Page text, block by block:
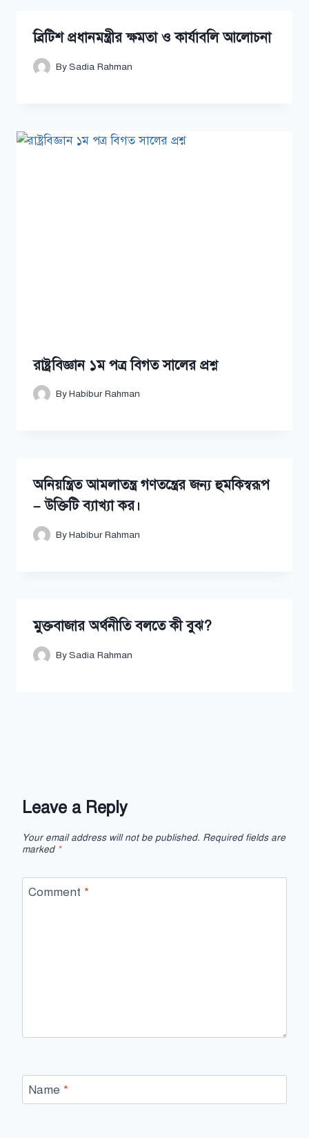
ব্রিটিশ প্রধানমন্ত্রীর ক্ষমতা ও কার্যাবলি আলোচনা
BySadia Rahman
রাষ্ট্রবিজ্ঞান ১ম পত্র বিগত সালের প্রশ্ন
ByHabibur Rahman
অনিয়ন্ত্রিত আমলাতন্ত্র গণতন্ত্রের জন্য হুমকিস্বরূপ
– উক্তিটি ব্যাখ্যা কর।
ByHabibur Rahman
মুক্তবাজার অর্থনীতি বলতে কী বুঝ?
BySadia Rahman
Leave a Reply
Your email address will not be published. Required fields are
marked *
Comment *
Name *